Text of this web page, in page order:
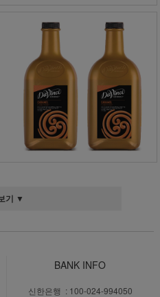
기 ▼
BANK INFO
신한은행 : 100-024-994050